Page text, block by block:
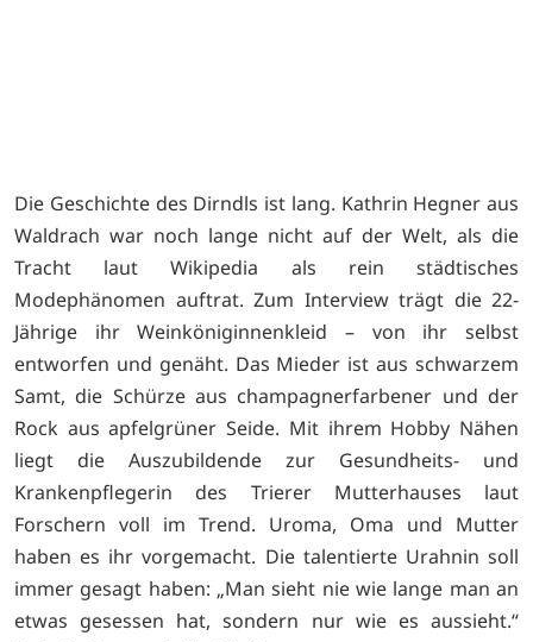
Die Geschichte des Dirndls ist lang. Kathrin Hegner aus
Waldrach war noch lange nicht auf der Welt, als die
Tracht laut Wikipedia als rein städtisches
Modephänomen auftrat. Zum Interview trägt die 22-
Jährige ihr Weinköniginnenkleid – von ihr selbst
entworfen und genäht. Das Mieder ist aus schwarzem
Samt, die Schürze aus champagnerfarbener und der
Rock aus apfelgrüner Seide. Mit ihrem Hobby Nähen
liegt die Auszubildende zur Gesundheits- und
Krankenpflegerin des Trierer Mutterhauses laut
Forschern voll im Trend. Uroma, Oma und Mutter
haben es ihr vorgemacht. Die talentierte Urahnin soll
immer gesagt haben: „Man sieht nie wie lange man an
etwas gesessen hat, sondern nur wie es aussieht.“